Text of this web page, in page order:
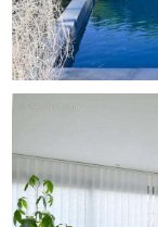
Caractéristiques
- Taxe foncière : 3
- Mode de
réversible
- Mode de